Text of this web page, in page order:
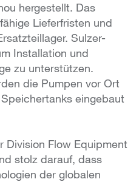
hergestellt. Das
Lieferfristen und
Sulzer-
Installation und
zu unterstützen.
die Pumpen vor Ort
eingebaut
Division Flow Equipment
stolz darauf, dass
der globalen